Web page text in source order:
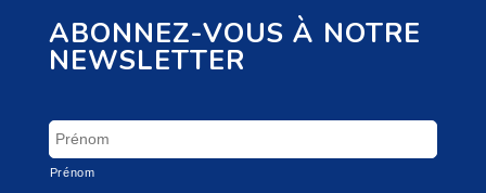
ABONNEZ-VOUS À NOTRE
NEWSLETTER
Prénom